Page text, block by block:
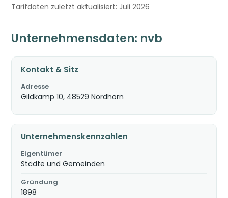
Tarifdaten zuletzt aktualisiert: Juli 2026
Unternehmensdaten: nvb
Kontakt & Sitz
Adresse
Gildkamp 10, 48529 Nordhorn
Unternehmenskennzahlen
Eigentümer
Städte und Gemeinden
Gründung
1898